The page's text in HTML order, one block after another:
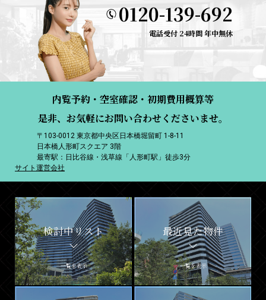
0120-139-692
電話受付 24時間 年中無休
内覧予約・空室確認・初期費用概算等
是非、お気軽にお問い合わせくださいませ。
〒103-0012 東京都中央区日本橋堀留町 1-8-11
日本橋人形町スクエア 3階
最寄駅：日比谷線・浅草線「人形町駅」徒歩3分
サイト運営会社
検討中リスト
一覧を表示
最近見た物件
一覧を表示